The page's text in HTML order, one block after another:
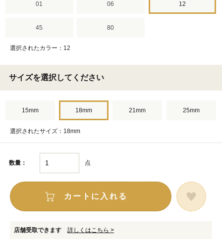
01 06 12
45 80
選択されたカラー：12
サイズを選択してください
15mm 18mm 21mm 25mm
選択されたサイズ：18mm
数量： 点
カートに入れる
店舗受取できます 詳しくはこちら >